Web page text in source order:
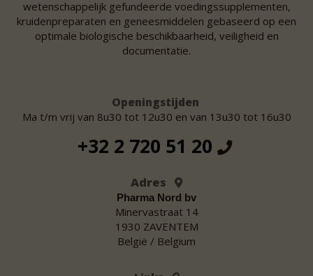
wetenschappelijk gefundeerde voedingssupplementen,
kruidenpreparaten en geneesmiddelen gebaseerd op een
optimale biologische beschikbaarheid, veiligheid en
documentatie.
Openingstijden
Ma t/m vrij van 8u30 tot 12u30 en van 13u30 tot 16u30
+32 2 720 51 20
Adres
Pharma Nord bv
Minervastraat 14
1930 ZAVENTEM
België / Belgium